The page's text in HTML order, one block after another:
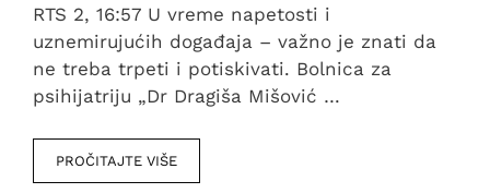
RTS 2, 16:57 U vreme napetosti i
uznemirujućih događaja – važno je znati da
ne treba trpeti i potiskivati. Bolnica za
psihijatriju „Dr Dragiša Mišović …
PROČITAJTE VIŠE